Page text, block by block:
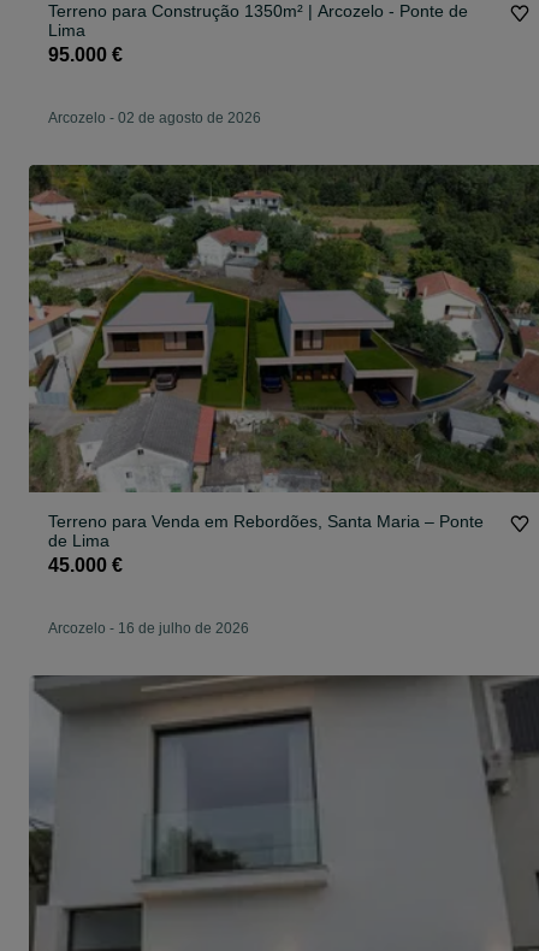
Terreno para Construção 1350m² | Arcozelo - Ponte de
Lima
95.000 €
Arcozelo - 02 de agosto de 2026
Terreno para Venda em Rebordões, Santa Maria – Ponte
de Lima
45.000 €
Arcozelo - 16 de julho de 2026